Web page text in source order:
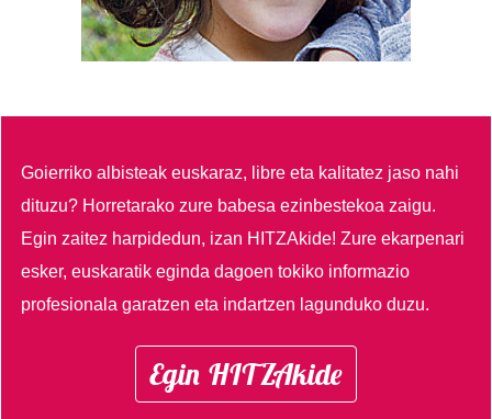
Goierriko albisteak euskaraz, libre eta kalitatez jaso nahi
dituzu? Horretarako zure babesa ezinbestekoa zaigu.
Egin zaitez harpidedun, izan HITZAkide!Zure ekarpenari
esker, euskaratik eginda dagoen tokiko informazio
profesionala garatzen eta indartzen lagunduko duzu.
Egin HITZAkide